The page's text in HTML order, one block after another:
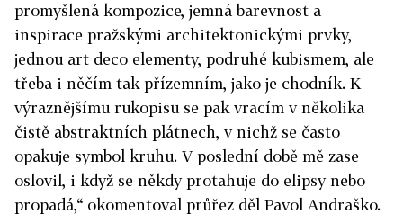
promyšlená kompozice, jemná barevnost a
inspirace pražskými architektonickými prvky,
jednou art deco elementy, podruhé kubismem, ale
třeba i něčím tak přízemním, jako je chodník. K
výraznějšímu rukopisu se pak vracím v několika
čistě abstraktních plátnech, v nichž se často
opakuje symbol kruhu. V poslední době mě zase
oslovil, i když se někdy protahuje do elipsy nebo
propadá,“ okomentoval průřez děl Pavol Andraško.